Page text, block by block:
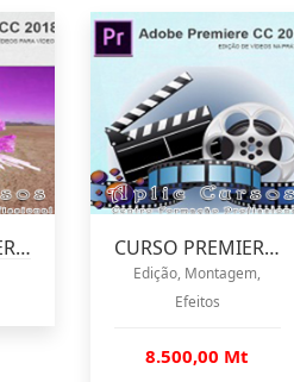
CURSO PREMIERE 2018 CURSO PREMIERE NA PRÁTICA
Edição, Montagem,
Efeitos
8.500,00 Mt